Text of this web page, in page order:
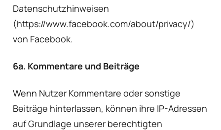
Datenschutzhinweisen
(https://www.facebook.com/about/privacy/)
von Facebook.
6a. Kommentare und Beiträge
Wenn Nutzer Kommentare oder sonstige
Beiträge hinterlassen, können ihre IP-Adressen
auf Grundlage unserer berechtigten